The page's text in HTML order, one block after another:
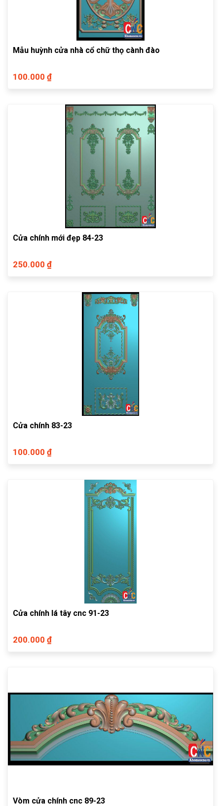
Mẫu huỳnh cửa nhà cổ chữ thọ cành đào
100.000 ₫
Cửa chính mới đẹp 84-23
250.000 ₫
Cửa chính 83-23
100.000 ₫
Cửa chính lá tây cnc 91-23
200.000 ₫
Vòm cửa chính cnc 89-23